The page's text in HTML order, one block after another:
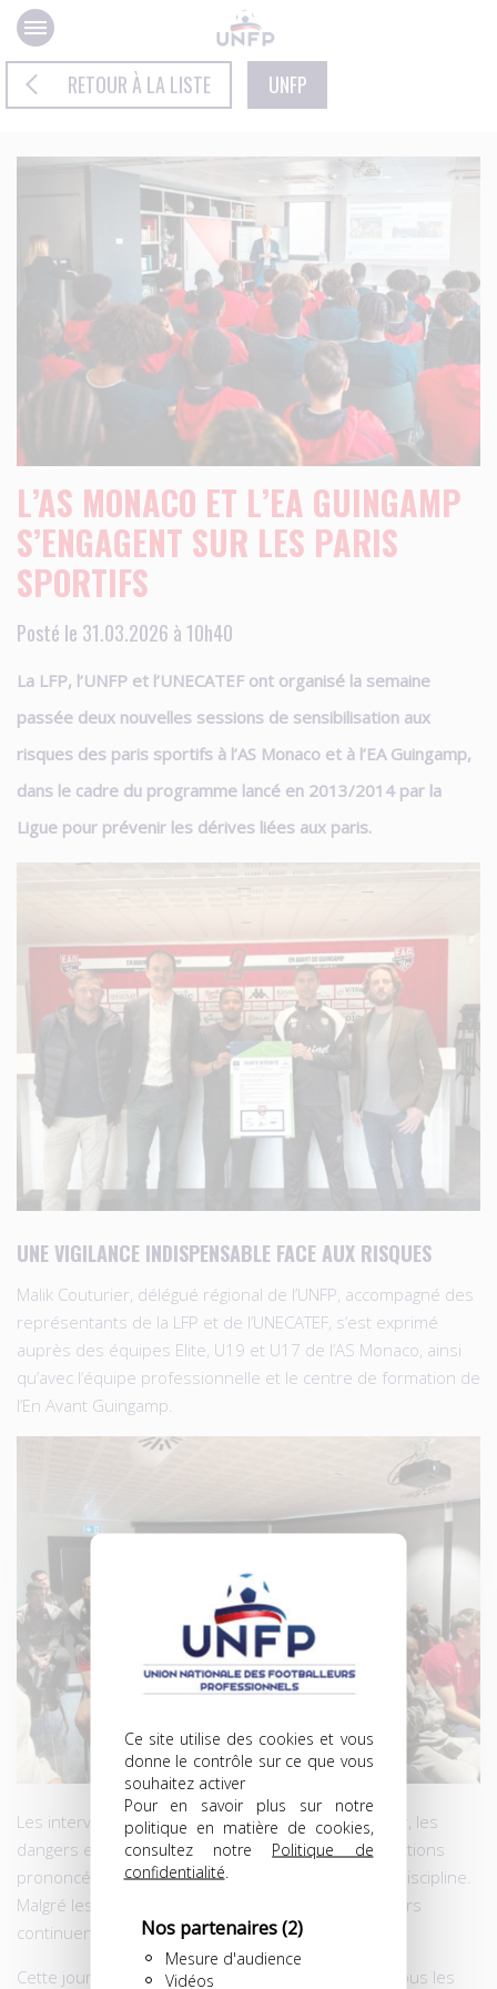
Panneau de gestion des cookies
Ce site utilise des cookies et vous
donne le contrôle sur ce que vous
souhaitez activer
Pour en savoir plus sur notre
politique en matière de cookies,
consultez notre Politique de
confidentialité
Nos partenaires(2)
Mesure d'audience
Vidéos
RETOUR À LA LISTE UNFP
L’AS MONACO ET L’EA GUINGAMP
S’ENGAGENT SUR LES PARIS
SPORTIFS
Posté le 31.03.2026 à 10h40
La LFP, l’UNFP et l’UNECATEF ont organisé la semaine
passée deux nouvelles sessions de sensibilisation aux
risques des paris sportifs à l’AS Monaco et à l’EA Guingamp,
dans le cadre du programme lancé en 2013/2014 par la
Ligue pour prévenir les dérives liées aux paris.
UNE VIGILANCE INDISPENSABLE FACE AUX RISQUES
Malik Couturier, délégué régional de l’UNFP, accompagné des
représentants de la LFP et de l’UNECATEF, s’est exprimé
auprès des équipes Elite, U19 et U17 de l’AS Monaco , ainsi
qu’avec l’équipe professionnelle et le centre de formation de
l’En Avant Guingamp
Les intervenants ont rappelé les règles à respecter, les
dangers encourus et insisté sur les dernières sanctions
prononcées cette semaine par la Commission de Discipline.
Malgré les mises en garde répétées, certains acteurs
continuent de prendre des risques inconsidérés.
Cette journée appelle à une vigilance extrême de tous les